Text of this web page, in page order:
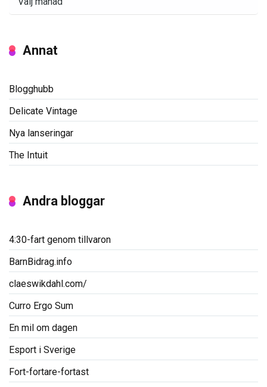
Annat
Blogghubb
Delicate Vintage
Nya lanseringar
The Intuit
Andra bloggar
4:30-fart genom tillvaron
BarnBidrag.info
claeswikdahl.com/
Curro Ergo Sum
En mil om dagen
Esport i Sverige
Fort-fortare-fortast